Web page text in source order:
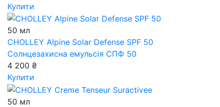
Купити
50 мл
CHOLLEY Alpine Solar Defense SPF 50
Солнцезахисна емульсія СПФ 50
4 200 ₴
Купити
50 мл